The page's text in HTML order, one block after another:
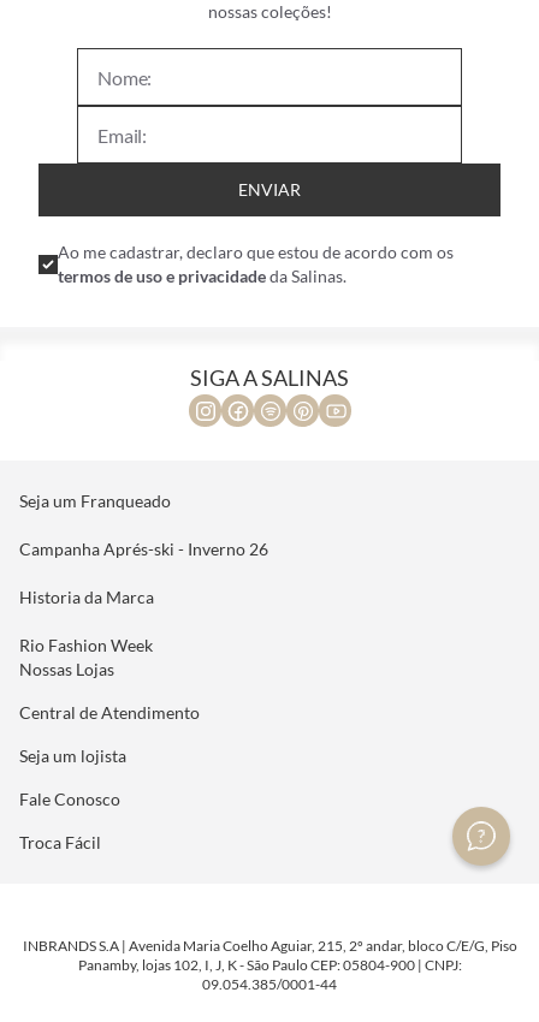
nossas coleções!
ENVIAR
Ao me cadastrar, declaro que estou de acordo com os
termos de uso e privacidadeda Salinas.
SIGA A SALINAS
Seja um Franqueado
Campanha Aprés-ski - Inverno 26
Historia da Marca
Rio Fashion Week
Nossas Lojas
Central de Atendimento
Seja um lojista
Fale Conosco
Troca Fácil
INBRANDS S.A | Avenida Maria Coelho Aguiar, 215, 2º andar, bloco C/E/G, Piso
Panamby, lojas 102, I, J, K - São Paulo CEP: 05804-900 | CNPJ:
09.054.385/0001-44